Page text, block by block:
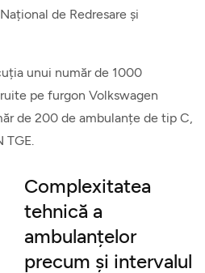
de Redresare și
unui număr de 1000
pe furgon Volkswagen
de 200 de ambulanțe de tip C,
Complexitatea
tehnică a
ambulanțelor
precum și intervalul